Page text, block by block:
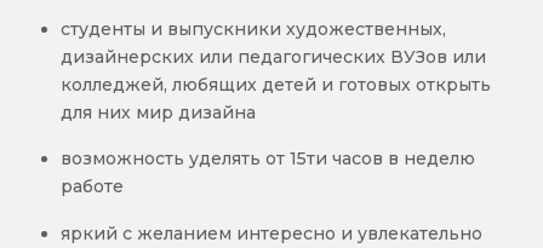
студенты и выпускники художественных,
дизайнерских или педагогических ВУЗов или
колледжей, любящих детей и готовых открыть
для них мир дизайна
возможность уделять от 15ти часов в неделю
работе
яркий с желанием интересно и увлекательно